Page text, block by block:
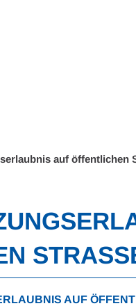
auf öffentlichen
AUF